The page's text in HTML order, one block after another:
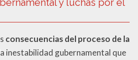
y luchas por el
consecuencias del proceso de la
inestabilidad gubernamental que